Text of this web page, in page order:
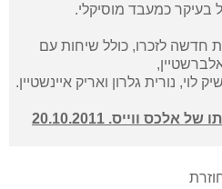
כמעבד מוסיקלי.
חדשה לזכרו, כולל שיחות עם
לוי, נורית גלרון ואריק איינשטיין.
"מה שהיה היה" - עשור למותו של אלכס ווייס. 20.10.2011